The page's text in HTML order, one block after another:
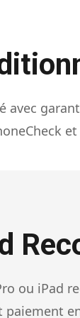
ou iPad
paiement